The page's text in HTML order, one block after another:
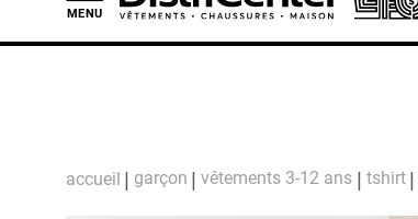
MENU
accueil garçon vêtements 3-12 ans tshirt